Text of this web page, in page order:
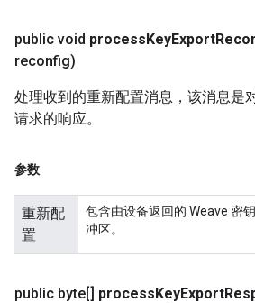
public void processKeyExport
reconfig)
处理收到的重新配置消息，该消息是
请求的响应。
参数
重新配
置
包含由设备返回的 Weave 密
冲区。
public byte[] processKeyExport